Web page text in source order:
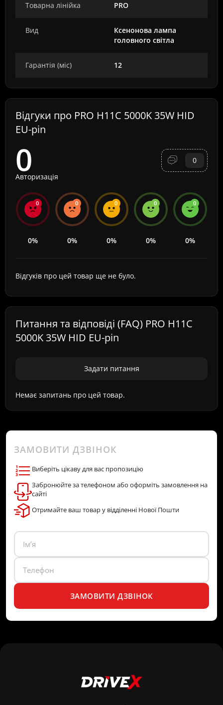
Товарна лінійка PRO
Вид
Ксенонова лампа
головного світла
Гарантія (міс) 12
Відгуки про PRO H11C 5000K 35W HID
EU-pin
0
0
Авторизація
0
0%
0
0%
0
0%
0
0%
0
0%
Відгуків про цей товар ще не було.
Питання та відповіді (FAQ) PRO H11C
5000K 35W HID EU-pin
Задати питання
Немає запитань про цей товар.
ЗАМОВИТИ ДЗВІНОК
Виберіть цікаву для вас пропозицію
Забронюйте за телефоном або оформіть замовлення на
сайті
Отримайте ваш товар у відділенні Нової Пошти
ЗАМОВИТИ ДЗВІНОК